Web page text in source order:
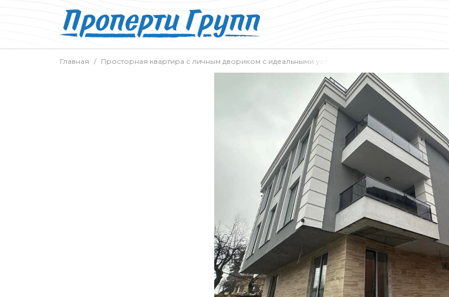
Главная Просторная квартира с личным двориком с идеальными условиями для современной жизни